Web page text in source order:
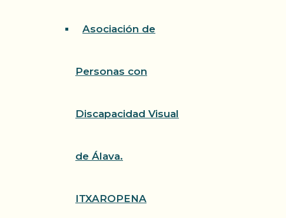
Asociación de
Personas con
Discapacidad Visual
de Álava.
ITXAROPENA